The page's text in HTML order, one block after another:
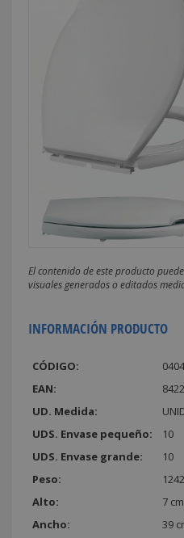
El contenido de este producto
visuales generados o editados
INFORMACIÓN PRODUCTO
CÓDIGO:
EAN:
UD. Medida:
UDS. Envase pequeño:
10
UDS. Envase grande:
10
Peso:
Alto:
7 cm
Ancho:
39